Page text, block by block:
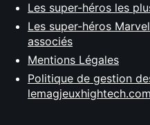
Les super-héros les
Les super-héros
associés
Mentions Légales
Politique de gestion
lemagjeuxhightech.com